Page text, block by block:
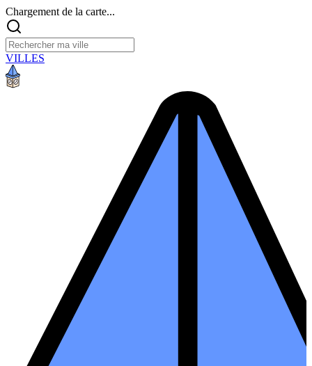
Chargement de la carte...
VILLES